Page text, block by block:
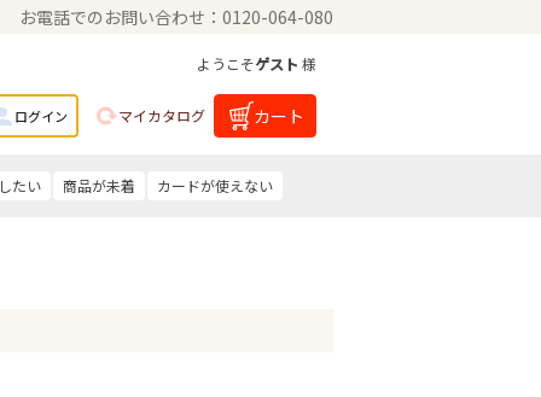
お電話でのお問い合わせ：0120-064-080
ようこそゲスト 様
ログイン マイカタログ カート
たい 商品が未着 カードが使えない